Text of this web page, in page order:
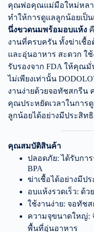
คุณพ่อคุณแม่มือใหม่หลา
ทำให้การดูแลลูกน้อยเป็น
นึ่งขวดนมพร้อมอบแห้ง
งานที่ครบครัน ทั้งฆ่าเชื้
และอุ่นอาหาร สะดวก ใ
รับรองจาก FDA ให้คุณ
ไม่เพียงเท่านั้น
งานง่ายด้วยจอทัชสกรีน
คุณประหยัดเวลาในการ
ลูกน้อยได้อย่างมีประสิท
คุณสมบัติสินค้า
ปลอดภัย: ได้รับกา
BPA
ฆ่าเชื้อได้อย่างมีป
อบแห้งรวดเร็ว: ด้
ใช้งานง่าย: จอทัช
ความจุขนาดใหญ่:
พื้นที่อุ่นอาหาร